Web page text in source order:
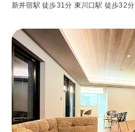
新井宿駅 徒歩31分 東川口駅 徒歩32分